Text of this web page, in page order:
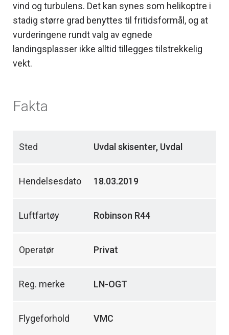
vind og turbulens. Det kan synes som helikoptre i
stadig større grad benyttes til fritidsformål, og at
vurderingene rundt valg av egnede
landingsplasser ikke alltid tillegges tilstrekkelig
vekt.
Fakta
Sted Uvdal skisenter, Uvdal
Hendelsesdato 18.03.2019
Luftfartøy Robinson R44
Operatør Privat
Reg. merke LN-OGT
Flygeforhold VMC